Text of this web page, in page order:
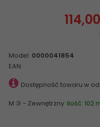
Model: 0000041854
EAN:
Dostępność towaru w
M ③ - Zewnętrzny Ilość: 102